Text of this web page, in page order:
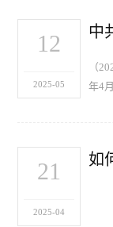
12
2025-05
（
年4
21
2025-04
如